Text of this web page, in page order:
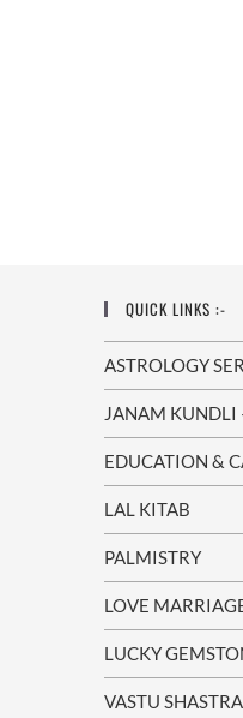
QUICK LINKS :-
ASTROLOGY
JANAM KUNDLI
EDUCATION &
LAL KITAB
PALMISTRY
LOVE
LUCKY
VASTU SHASTRA